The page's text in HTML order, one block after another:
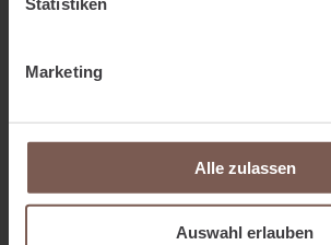
Marketing
Alle zulassen
Auswahl erlauben